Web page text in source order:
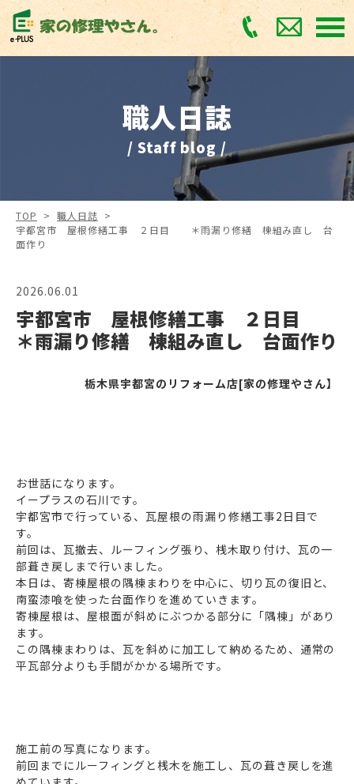
職人日誌
/ Staff blog /
TOP > 職人日誌 >
宇都宮市 屋根修繕工事 ２日目 ＊雨漏り修繕 棟組み直し 台
面作り
2026.06.01
宇都宮市 屋根修繕工事 ２日目
＊雨漏り修繕 棟組み直し 台面作り
栃木県宇都宮のリフォーム店[家の修理やさん】
お世話になります。
イープラスの石川です。
宇都宮市で行っている、瓦屋根の雨漏り修繕工事2日目で
す。
前回は、瓦撤去、ルーフィング張り、桟木取り付け、瓦の一
部葺き戻しまで行いました。
本日は、寄棟屋根の隅棟まわりを中心に、切り瓦の復旧と、
南蛮漆喰を使った台面作りを進めていきます。
寄棟屋根は、屋根面が斜めにぶつかる部分に「隅棟」があり
ます。
この隅棟まわりは、瓦を斜めに加工して納めるため、通常の
平瓦部分よりも手間がかかる場所です。
施工前の写真になります。
前回までにルーフィングと桟木を施工し、瓦の葺き戻しを進